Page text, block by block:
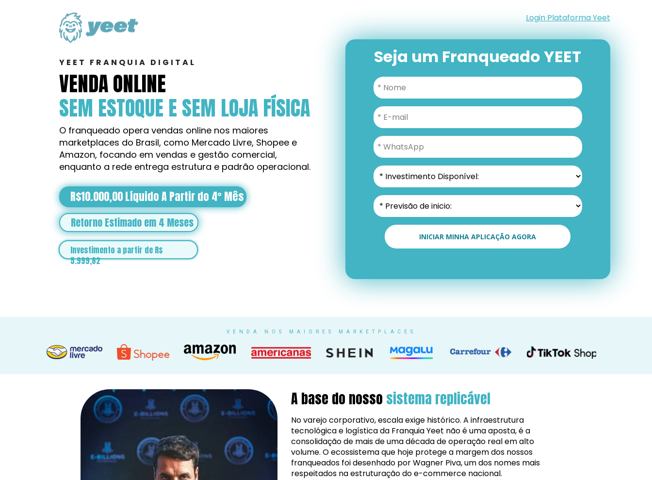
Login Plataforma Yeet
Seja um Franqueado YEET
YEET FRANQUIA DIGITAL
VENDA ONLINE
SEM ESTOQUE E SEM LOJA FÍSICA
INICIAR MINHA APLICAÇÃO AGORA
O franqueado opera vendas online nos maiores
marketplaces do Brasil, como Mercado Livre, Shopee e
Amazon, focando em vendas e gestão comercial,
enquanto a rede entrega estrutura e padrão operacional.
R$10.000,00 Líquido A Partir do 4° Mês
Retorno Estimado em 4 Meses
Investimento a partir de R$
5.999,82
VENDA NOS MAIORES MARKETPLACES
A base do nosso sistema replicável
No varejo corporativo, escala exige histórico. A infraestrutura
tecnológica e logística da Franquia Yeet não é uma aposta, é a
consolidação de mais de uma década de operação real em alto
volume. O ecossistema que hoje protege a margem dos nossos
franqueados foi desenhado por Wagner Piva, um dos nomes mais
respeitados na estruturação do e-commerce nacional.